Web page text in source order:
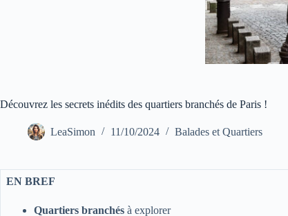
Découvrez les secrets inédits des quartiers branchés de Paris !
LeaSimon 11/10/2024 Balades et Quartiers
EN BREF
Quartiers branchés à explorer